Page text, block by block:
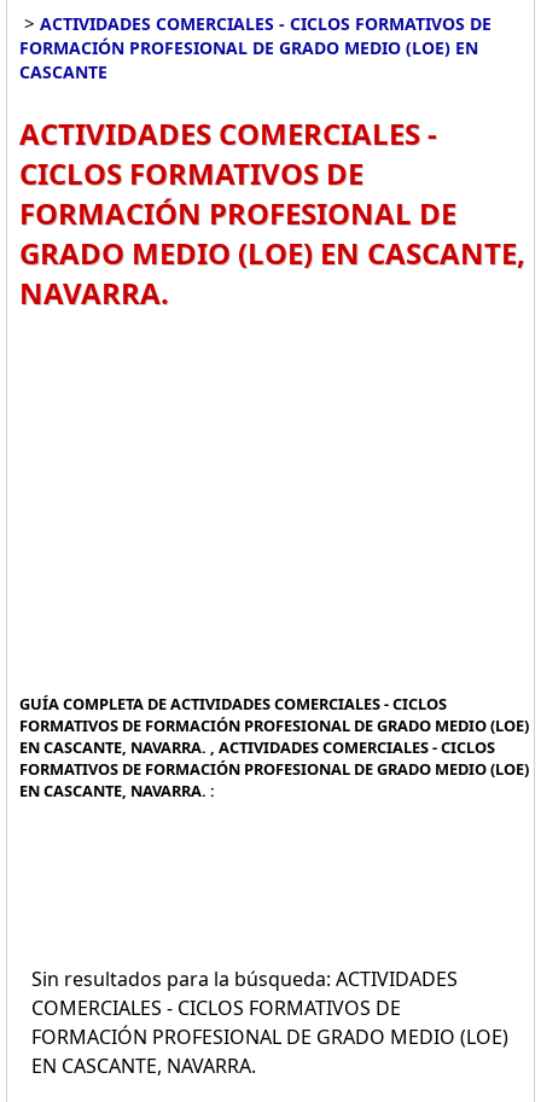
> ACTIVIDADES COMERCIALES - CICLOS FORMATIVOS DE
FORMACIÓN PROFESIONAL DE GRADO MEDIO (LOE) EN
CASCANTE
ACTIVIDADES COMERCIALES -
CICLOS FORMATIVOS DE
FORMACIÓN PROFESIONAL DE
GRADO MEDIO (LOE) EN CASCANTE,
NAVARRA.
GUÍA COMPLETA DE ACTIVIDADES COMERCIALES - CICLOS
FORMATIVOS DE FORMACIÓN PROFESIONAL DE GRADO MEDIO (LOE)
EN CASCANTE, NAVARRA. , ACTIVIDADES COMERCIALES - CICLOS
FORMATIVOS DE FORMACIÓN PROFESIONAL DE GRADO MEDIO (LOE)
EN CASCANTE, NAVARRA. :
Sin resultados para la búsqueda: ACTIVIDADES
COMERCIALES - CICLOS FORMATIVOS DE
FORMACIÓN PROFESIONAL DE GRADO MEDIO (LOE)
EN CASCANTE, NAVARRA.